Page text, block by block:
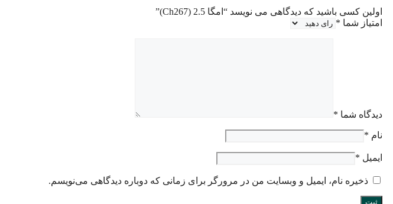
اولین کسی باشید که دیدگاهی می نویسد “امگا 2.5 (Ch267)”
امتیاز شما *
دیدگاه شما *
نام *
ایمیل *
ذخیره نام، ایمیل و وبسایت من در مرورگر برای زمانی که دوباره دیدگاهی می‌نویسم.